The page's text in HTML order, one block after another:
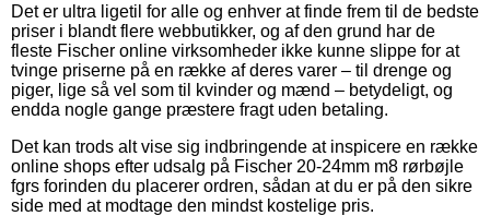
Det er ultra ligetil for alle og enhver at finde frem til de bedste
priser i blandt flere webbutikker, og af den grund har de
fleste Fischer online virksomheder ikke kunne slippe for at
tvinge priserne på en række af deres varer – til drenge og
piger, lige så vel som til kvinder og mænd – betydeligt, og
endda nogle gange præstere fragt uden betaling.
Det kan trods alt vise sig indbringende at inspicere en række
online shops efter udsalg på Fischer 20-24mm m8 rørbøjle
fgrs forinden du placerer ordren, sådan at du er på den sikre
side med at modtage den mindst kostelige pris.